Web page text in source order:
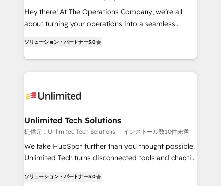
turn innovation into real impact. 🌍 Highlights •
HubSpot Partner since 2012 • 2022 EMEA Impact
projects • Clients in 30+ industries • Proprietary
technology for integrations • Multilingual team:
Hey there! At The Operations Company, we’re all
about turning your operations into a seamless
transforming complex systems into efficient,
scalable solutions that work across your entire
organization. We’re a unique blend of deep HubSpot
operational know-how. We know that no two
solutions. Instead, we dive in to understand your
needs, goals, and challenges to deliver solutions that
fit like a glove. We’re committed to being both
highly effective and fun to work with. We believe in
relationships. Your success is our success, and we’re
ソリューション・パートナー5.0
Unlimited Tech Solutions
提供元：Unlimited Tech Solutions インストール数10件未満
We take HubSpot further than you thought possible.
Unlimited Tech turns disconnected tools and chaotic
engine. We combine RevOps strategy with deep
ソリューション・パートナー5.0